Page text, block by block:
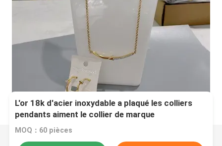
L'or 18k d'acier inoxydable a plaqué les colliers
pendants aiment le collier de marque
MOQ：60 pièces